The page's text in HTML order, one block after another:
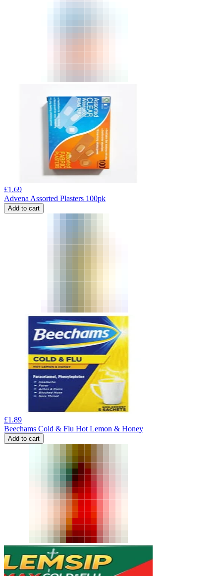
£1.69
Advena Assorted Plasters 100pk
Add to cart
£1.89
Beechams Cold & Flu Hot Lemon & Honey
Add to cart